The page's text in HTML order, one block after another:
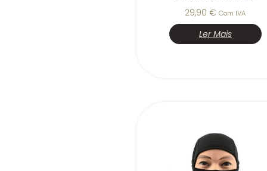
29,90€ Com IVA
Ler Mais